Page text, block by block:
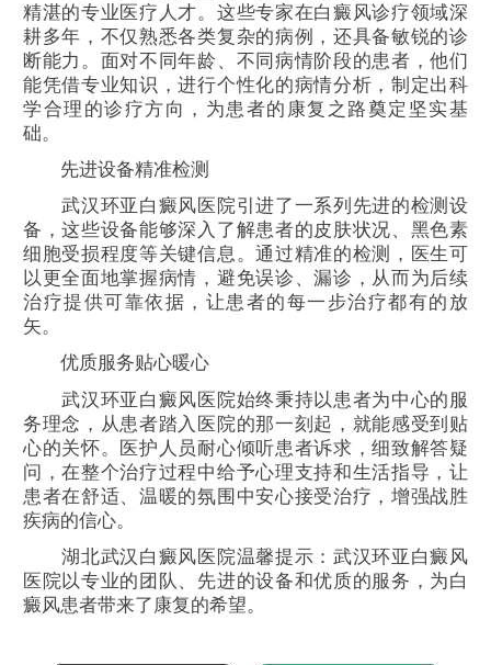
精湛的专业医疗人才。这些专家在白癜风诊疗领域深
耕多年，不仅熟悉各类复杂的病例，还具备敏锐的诊
断能力。面对不同年龄、不同病情阶段的患者，他们
能凭借专业知识，进行个性化的病情分析，制定出科
学合理的诊疗方向，为患者的康复之路奠定坚实基
础。
先进设备精准检测
武汉环亚白癜风医院引进了一系列先进的检测设
备，这些设备能够深入了解患者的皮肤状况、黑色素
细胞受损程度等关键信息。通过精准的检测，医生可
以更全面地掌握病情，避免误诊、漏诊，从而为后续
治疗提供可靠依据，让患者的每一步治疗都有的放
矢。
优质服务贴心暖心
武汉环亚白癜风医院始终秉持以患者为中心的服
务理念，从患者踏入医院的那一刻起，就能感受到贴
心的关怀。医护人员耐心倾听患者诉求，细致解答疑
问，在整个治疗过程中给予心理支持和生活指导，让
患者在舒适、温暖的氛围中安心接受治疗，增强战胜
疾病的信心。
湖北武汉白癜风医院温馨提示：武汉环亚白癜风
医院以专业的团队、先进的设备和优质的服务，为白
癜风患者带来了康复的希望。